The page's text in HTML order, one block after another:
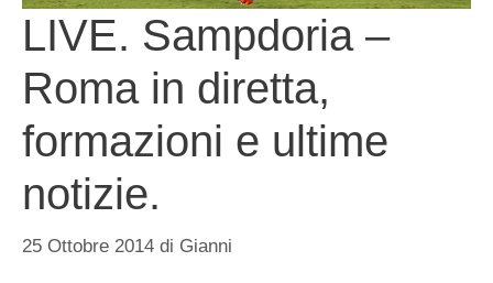
LIVE. Sampdoria –
Roma in diretta,
formazioni e ultime
notizie.
25 Ottobre 2014 di Gianni